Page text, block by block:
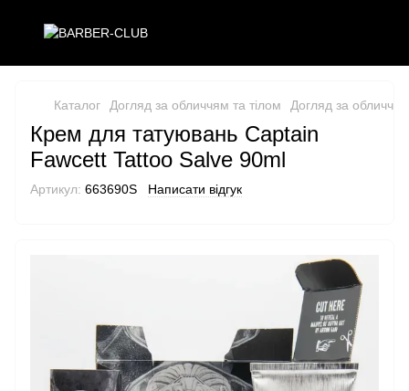
Каталог Догляд за обличчям та тілом Догляд за
Крем для татуювань Captain
Fawcett Tattoo Salve 90ml
Артикул: 663690S Написати відгук